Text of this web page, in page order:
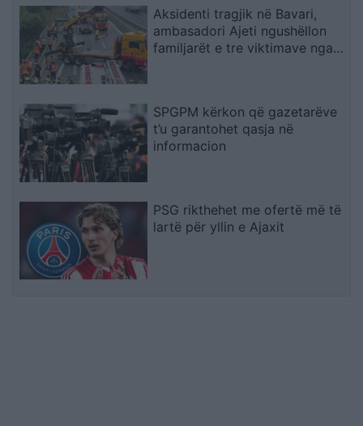
Aksidenti tragjik në Bavari,
ambasadori Ajeti ngushëllon
familjarët e tre viktimave nga
SPGPM kërkon që gazetarëve
t’u garantohet qasja në
informacion
PSG rikthehet me ofertë më të
lartë për yllin e Ajaxit